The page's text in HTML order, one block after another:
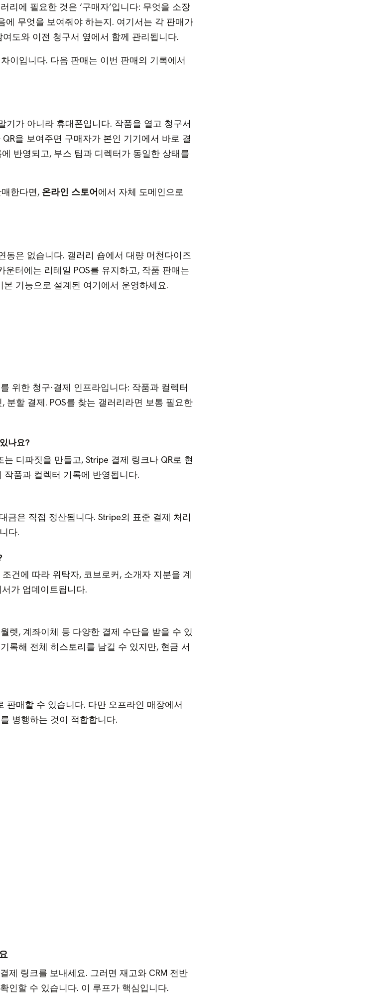
리에 필요한 것은 ‘구매자’입니다: 무엇을 소장
에 무엇을 보여줘야 하는지. 여기서는 각 판매가
도와 이전 청구서 옆에서 함께 관리됩니다.
이입니다. 다음 판매는 이번 판매의 기록에서
가 아니라 휴대폰입니다. 작품을 열고 청구서
을 보여주면 구매자가 본인 기기에서 바로 결
반영되고, 부스 팀과 디렉터가 동일한 상태를
한다면, 온라인 스토어에서 자체 도메인으로
동은 없습니다. 갤러리 숍에서 대량 머천다이즈
운터에는 리테일 POS를 유지하고, 작품 판매는
본 기능으로 설계된 여기에서 운영하세요.
위한 청구·결제 인프라입니다: 작품과 컬렉터
분할 결제. POS를 찾는 갤러리라면 보통 필요한
나요?
디파짓을 만들고, Stripe 결제 링크나 QR로 현
품과 컬렉터 기록에 반영됩니다.
금은 직접 정산됩니다. Stripe의 표준 결제 처리
다.
조건에 따라 위탁자, 코브로커, 소개자 지분을 계
가 업데이트됩니다.
렛, 계좌이체 등 다양한 결제 수단을 받을 수 있
록해 전체 히스토리를 남길 수 있지만, 현금 서
판매할 수 있습니다. 다만 오프라인 매장에서
병행하는 것이 적합합니다.
제 링크를 보내세요. 그러면 재고와 CRM 전반
인할 수 있습니다. 이 루프가 핵심입니다.